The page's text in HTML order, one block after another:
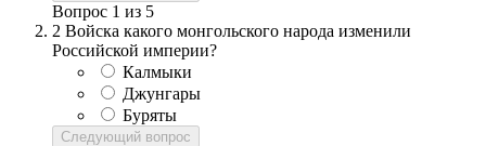
Вопрос 1 из 5
2 Войска какого монгольского народа изменили
Российской империи?
Калмыки
Джунгары
Буряты
Следующий вопрос